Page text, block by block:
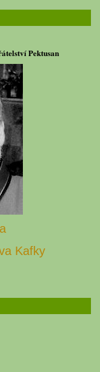
Pektusan
Kafky